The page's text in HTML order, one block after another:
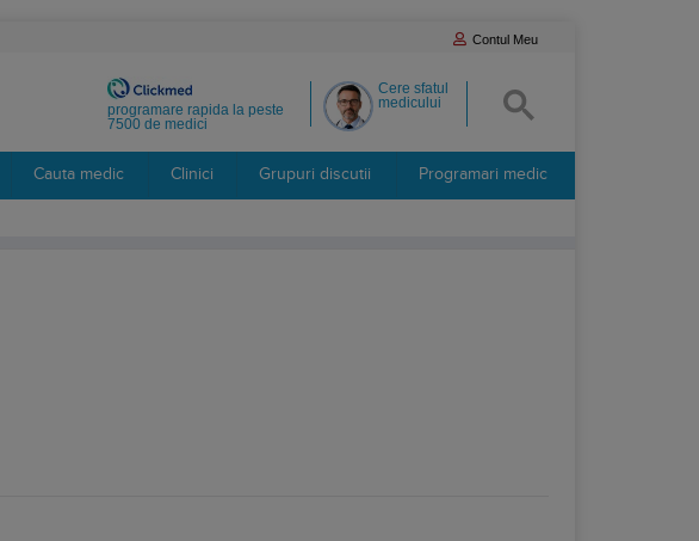
Contul Meu
Cere sfatul
medicului
programare rapida la peste
7500 de medici
Cauta medic Clinici Grupuri discutii Programari medic